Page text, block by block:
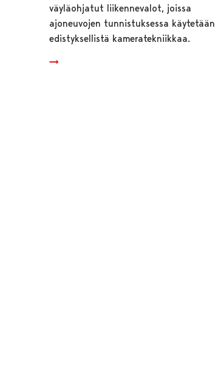
väyläohjatut liikennevalot, joissa
ajoneuvojen tunnistuksessa käytetään
edistyksellistä kameratekniikkaa.